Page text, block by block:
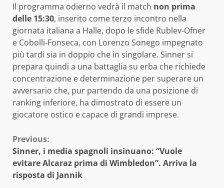
Il programma odierno vedrà il match non prima
delle 15:30, inserito come terzo incontro nella
giornata italiana a Halle, dopo le sfide Rublev-Ofner
e Cobolli-Fonseca, con Lorenzo Sonego impegnato
più tardi sia in doppio che in singolare. Sinner si
prepara quindi a una battaglia su erba che richiede
concentrazione e determinazione per superare un
avversario che, pur partendo da una posizione di
ranking inferiore, ha dimostrato di essere un
giocatore ostico e capace di grandi imprese.
Continue
Reading
Previous:
Sinner, i media spagnoli insinuano: “Vuole
evitare Alcaraz prima di Wimbledon”. Arriva la
risposta di Jannik